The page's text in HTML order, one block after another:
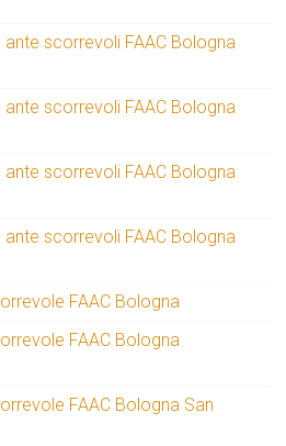
scorrevoli FAAC Bologna
scorrevoli FAAC Bologna
scorrevoli FAAC Bologna
scorrevoli FAAC Bologna
FAAC Bologna
FAAC Bologna
FAAC Bologna San